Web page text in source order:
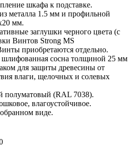
шкафа к подставке.
металла 1.5 мм и профильной
мм.
заглушки черного цвета (с
Винтов Strong MS
приобретаются отдельно.
сосна толщиной 25 мм
для защиты древесины от
влаги, щелочных и солевых
полуматовый (RAL 7038).
влагоустойчивое.
виде.